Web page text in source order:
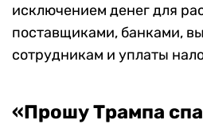
исключением денег для
поставщиками, банками,
сотрудникам и уплаты
«Прошу Трампа